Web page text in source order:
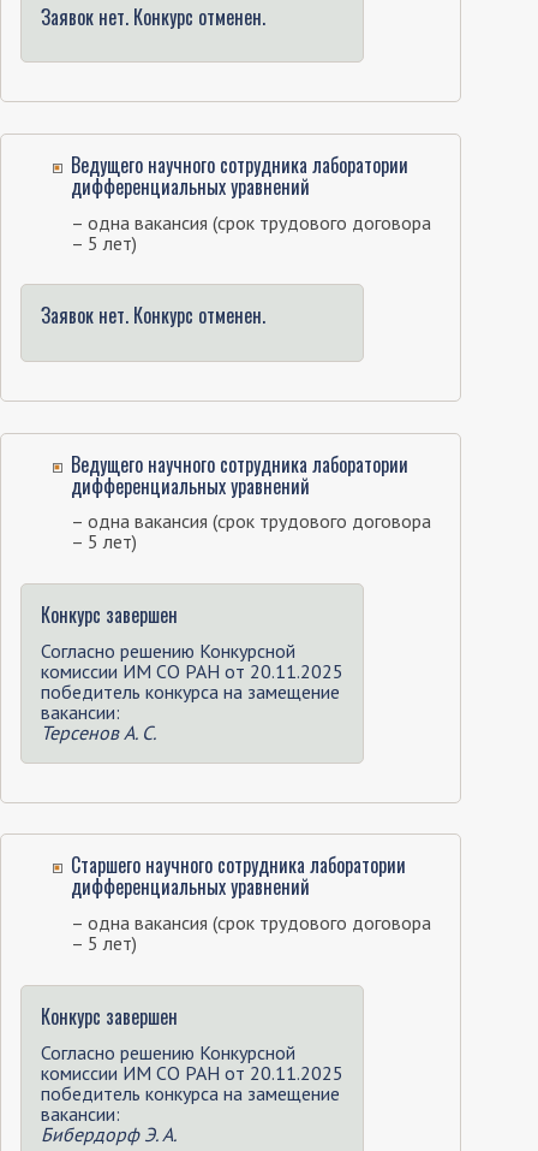
Заявок нет. Конкурс отменен.
Ведущего научного сотрудника лаборатории
дифференциальных уравнений
– одна вакансия (срок трудового договора
– 5 лет)
Заявок нет. Конкурс отменен.
Ведущего научного сотрудника лаборатории
дифференциальных уравнений
– одна вакансия (срок трудового договора
– 5 лет)
Конкурс завершен
Согласно решению Конкурсной
комиссии ИМ СО РАН от 20.11.2025
победитель конкурса на замещение
вакансии:
Терсенов А. С.
Старшего научного сотрудника лаборатории
дифференциальных уравнений
– одна вакансия (срок трудового договора
– 5 лет)
Конкурс завершен
Согласно решению Конкурсной
комиссии ИМ СО РАН от 20.11.2025
победитель конкурса на замещение
вакансии:
Бибердорф Э. А.